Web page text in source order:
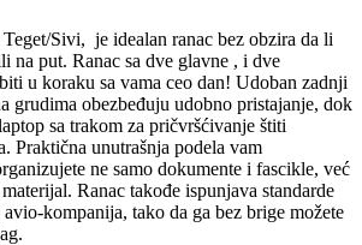
Sivi, je idealan ranac bez obzira da li
na put. Ranac sa dve glavne , i dve
u koraku sa vama ceo dan! Udoban zadnji
grudima obezbeđuju udobno pristajanje, dok
sa trakom za pričvršćivanje štiti
Praktična unutrašnja podela vam
ne samo dokumente i fascikle, već
Ranac takođe ispunjava standarde
kompanija, tako da ga bez brige možete